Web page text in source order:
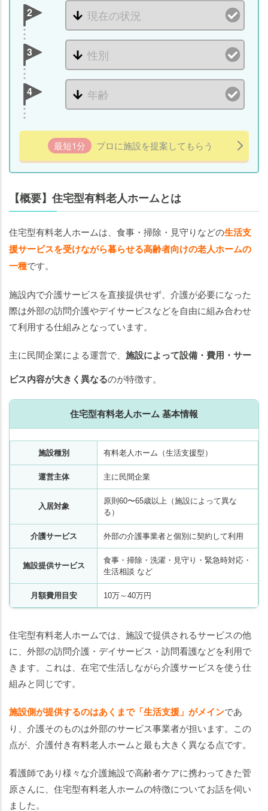
2
3
4
最短1分 プロに施設を提案してもらう
型有
料老
ーム
ト・
デメ
リッ
ト
編】
住宅
料老
人ホ
ーム
いて
ま
と
【概要】住宅型有料老人ホームとは
住宅型有料老人ホームは、食事・掃除・見守りなどの生活支
援サービスを受けながら暮らせる高齢者向けの老人ホームの
一種です。
施設内で介護サービスを直接提供せず、介護が必要になった
際は外部の訪問介護やデイサービスなどを自由に組み合わせ
て利用する仕組みとなっています。
主に民間企業による運営で、 施設によって設備・費用・サー
ビス内容が大きく異なるのが特徴す。
住宅型有料老人ホーム 基本情報
施設種別 有料老人ホーム（生活支援型）
運営主体 主に民間企業
入居対象
原則60〜65歳以上（施設によって異な
る）
介護サービス 外部の介護事業者と個別に契約して利用
施設提供サービス
食事・掃除・洗濯・見守り・緊急時対応・
生活相談 など
月額費用目安 10万～40万円
住宅型有料老人ホームでは、施設で提供されるサービスの他
に、外部の訪問介護・デイサービス・訪問看護などを利用で
きます。これは、在宅で生活しながら介護サービスを使う仕
組みと同じです。
施設側が提供するのはあくまで「生活支援」がメインであ
り、介護そのものは外部のサービス事業者が担います。この
点が、介護付き有料老人ホームと最も大きく異なる点です。
看護師であり様々な介護施設で高齢者ケアに携わってきた菅
原さんに、住宅型有料老人ホームの特徴についてお話を伺い
ました。